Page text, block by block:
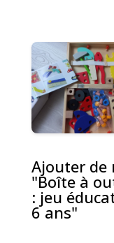
Ajouter de
"Boîte à
: jeu
6 ans"